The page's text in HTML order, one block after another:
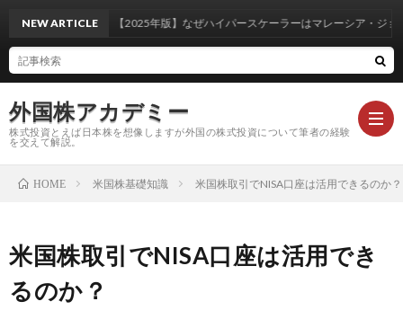
外国株アカデミー
株式投資とえば日本株を想像しますが外国の株式投資について筆者の経験
を交えて解説。
NEW ARTICLE【2025年版】なぜハイパースケーラーはマレーシア・ジョホー
HOME 米国株基礎知識 米国株取引でNISA口座は活用できるのか？
米国株取引でNISA口座は活用でき
るのか？